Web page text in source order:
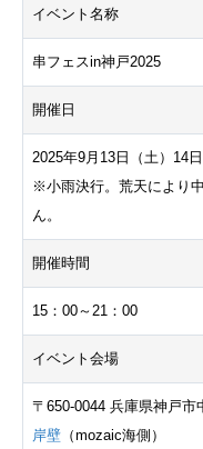
イベント名称
串フェスin神戸2025
開催日
2025年9月13日（土）14
※小雨決行。荒天により
ん。
開催時間
15：00～21：00
イベント会場
〒650-0044 兵庫県神戸市
岸壁 （mozaic海側）